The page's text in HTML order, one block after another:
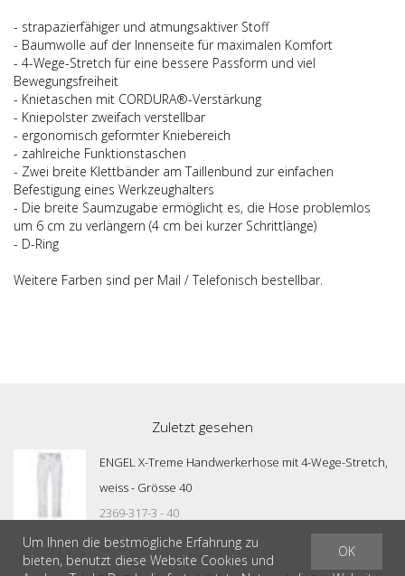
- strapazierfähiger und atmungsaktiver Stoff
- Baumwolle auf der Innenseite für maximalen Komfort
- 4-Wege-Stretch für eine bessere Passform und viel
Bewegungsfreiheit
- Knietaschen mit CORDURA®-Verstärkung
- Kniepolster zweifach verstellbar
- ergonomisch geformter Kniebereich
- zahlreiche Funktionstaschen
- Zwei breite Klettbänder am Taillenbund zur einfachen
Befestigung eines Werkzeughalters
- Die breite Saumzugabe ermöglicht es, die Hose problemlos
um 6 cm zu verlängern (4 cm bei kurzer Schrittlänge)
- D-Ring
Weitere Farben sind per Mail / Telefonisch bestellbar.
Zuletzt gesehen
ENGEL X-Treme Handwerkerhose mit 4-Wege-Stretch,
weiss - Grösse 40
2369-317-3 - 40
OK
Um Ihnen die bestmögliche Erfahrung zu
bieten, benutzt diese Website Cookies und